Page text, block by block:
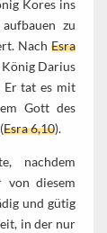
Kores ins
zu
Nach Esra
Darius
Er tat es mit
Gott des
Esra 6,10).
nachdem
von diesem
und gütig
in der nur